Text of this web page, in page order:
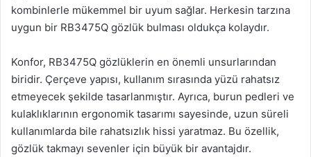
kombinlerle mükemmel bir uyum sağlar. Herkesin tarzına
uygun bir RB3475Q gözlük bulması oldukça kolaydır.
Konfor, RB3475Q gözlüklerin en önemli unsurlarından
biridir. Çerçeve yapısı, kullanım sırasında yüzü rahatsız
etmeyecek şekilde tasarlanmıştır. Ayrıca, burun pedleri ve
kulaklıklarının ergonomik tasarımı sayesinde, uzun süreli
kullanımlarda bile rahatsızlık hissi yaratmaz. Bu özellik,
gözlük takmayı sevenler için büyük bir avantajdır.